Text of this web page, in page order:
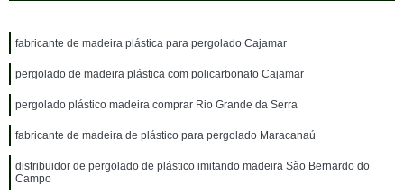
fabricante de madeira plástica para pergolado Cajamar
pergolado de madeira plástica com policarbonato Cajamar
pergolado plástico madeira comprar Rio Grande da Serra
fabricante de madeira de plástico para pergolado Maracanaú
distribuidor de pergolado de plástico imitando madeira São Bernardo do
Campo